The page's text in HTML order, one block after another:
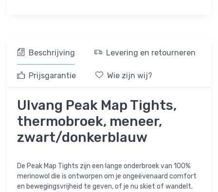
Beschrijving Levering en retourneren
Prijsgarantie Wie zijn wij?
Ulvang Peak Map Tights,
thermobroek, meneer,
zwart/donkerblauw
De Peak Map Tights zijn een lange onderbroek van 100%
merinowol die is ontworpen om je ongeëvenaard comfort
en bewegingsvrijheid te geven, of je nu skiet of wandelt.